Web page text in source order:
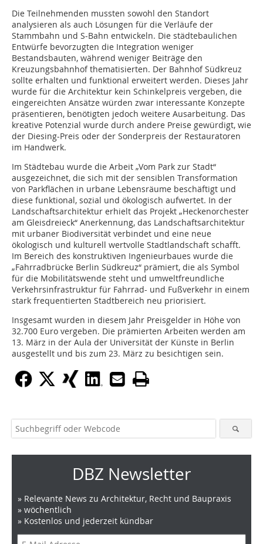
Die Teilnehmenden mussten sowohl den Standort
analysieren als auch Lösungen für die Verläufe der
Stammbahn und S-Bahn entwickeln. Die städtebaulichen
Entwürfe bevorzugten die Integration weniger
Bestandsbauten, während weniger Beiträge den
Kreuzungsbahnhof thematisierten. Der Bahnhof Südkreuz
sollte erhalten und funktional erweitert werden. Dieses Jahr
wurde für die Architektur kein Schinkelpreis vergeben, die
eingereichten Ansätze würden zwar interessante Konzepte
präsentieren, benötigten jedoch weitere Ausarbeitung. Das
kreative Potenzial wurde durch andere Preise gewürdigt, wie
der Diesing-Preis oder der Sonderpreis der Restauratoren
im Handwerk.
Im Städtebau wurde die Arbeit „Vom Park zur Stadt“
ausgezeichnet, die sich mit der sensiblen Transformation
von Parkflächen in urbane Lebensräume beschäftigt und
diese funktional, sozial und ökologisch aufwertet. In der
Landschaftsarchitektur erhielt das Projekt „Heckenorchester
am Gleisdreieck“ Anerkennung, das Landschaftsarchitektur
mit urbaner Biodiversität verbindet und eine neue
ökologisch und kulturell wertvolle Stadtlandschaft schafft.
Im Bereich des konstruktiven Ingenieurbaues wurde die
„Fahrradbrücke Berlin Südkreuz“ prämiert, die als Symbol
für die Mobilitätswende steht und umweltfreundliche
Verkehrsinfrastruktur für Fahrrad- und Fußverkehr in einem
stark frequentierten Stadtbereich neu priorisiert.
Insgesamt wurden in diesem Jahr Preisgelder in Höhe von
32.700 Euro vergeben. Die prämierten Arbeiten werden am
13. März in der Aula der Universität der Künste in Berlin
ausgestellt und bis zum 23. März zu besichtigen sein.
DBZ Newsletter
» Relevante News zu Architektur, Recht und Baupraxis
» wöchentlich
» Kostenlos und jederzeit kündbar